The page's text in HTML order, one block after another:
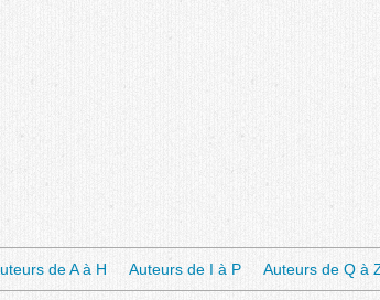
de A à H Auteurs de I à P Auteurs de Q à